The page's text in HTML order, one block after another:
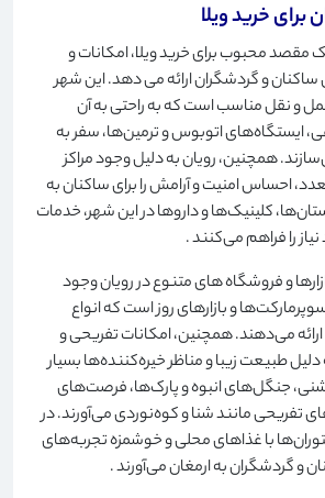
برای خرید ویلا
مقصد محبوب برای خرید ویلا، امکانات و
ساکنان و گردشگران ارائه می دهد. این شهر
و نقل مناسب است که به راحتی به آن
ایستگاه‌های اتوبوس و ترمین‌ها، سفر به
همچنین، رویان به دلیل وجود مراکز
احساس امنیت و آرامش را برای ساکنان به
کلینیک‌ها و داروها در این شهر، خدمات
را فراهم می‌کنند.
و فروشگاه های متنوع در رویان وجود
و بازارهای روز است که انواع
می‌دهند. همچنین، امکانات تفریحی و
طبیعت زیبا و مناظر خیره‌کننده‌ها بسیار
جنگل‌های انبوه و پارک‌ها، فرصت‌های
تفریحی مانند شنا و کوه‌نوردی می‌آورند. در
با غذاهای محلی و خوشمزه تجربه‌های
و گردشگران به ارمغان می‌آورند.